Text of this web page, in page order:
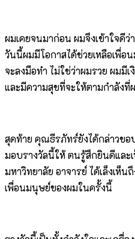
ผมเคยจนมาก่อน ผมจึงเข้าใจดี
วันนี้ผมมีโอกาสได้ช่วยเหลือเพื่อ
จะลงมือทำ ไม่ใช่ว่าผมรวย ผมมี
และมีความสุขที่จะให้ตามกำลังที่
สุดท้าย คุณธีรภัทร์ยังได้กล่าวข
มอบรางวัลนี้ให้ ตนรู้สึกยินดีและ
มหาวิทยาลัย อาจารย์ ได้เล็งเห็น
เพื่อนมนุษย์ของผมในครั้งนี้